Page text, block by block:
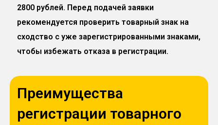
2800 рублей. Перед подачей заявки
рекомендуется проверить товарный знак на
сходство с уже зарегистрированными знаками,
чтобы избежать отказа в регистрации.
Преимущества
регистрации товарного